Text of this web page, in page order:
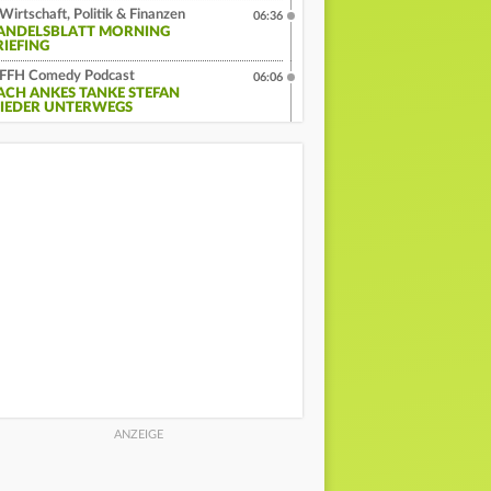
Wirtschaft, Politik & Finanzen
MORNING
06:36
FFH Comedy Podcast
ANKES TANKE STEFAN
UNTERWEGS
06:06